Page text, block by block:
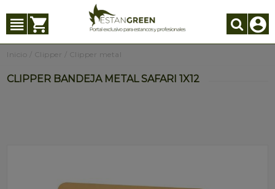
Inicio Clipper Clipper metal
CLIPPER BANDEJA METAL SAFARI 1X12